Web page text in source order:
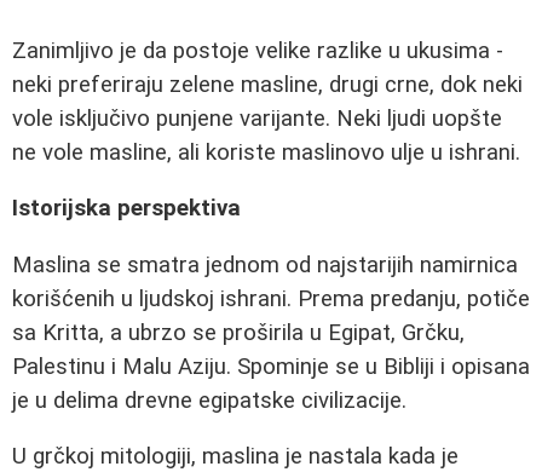
Zanimljivo je da postoje velike razlike u ukusima -
neki preferiraju zelene masline, drugi crne, dok neki
vole isključivo punjene varijante. Neki ljudi uopšte
ne vole masline, ali koriste maslinovo ulje u ishrani.
Istorijska perspektiva
Maslina se smatra jednom od najstarijih namirnica
korišćenih u ljudskoj ishrani. Prema predanju, potiče
sa Kritta, a ubrzo se proširila u Egipat, Grčku,
Palestinu i Malu Aziju. Spominje se u Bibliji i opisana
je u delima drevne egipatske civilizacije.
U grčkoj mitologiji, maslina je nastala kada je